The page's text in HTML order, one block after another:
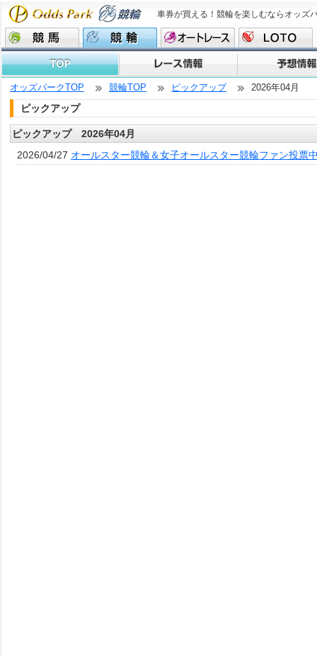
車券が買える！競輪を楽しむならオッズ
オッズパークTOP 競輪TOP ピックアップ 2026年04月
ピックアップ
ピックアップ 2026年04月
2026/04/27 オールスター競輪＆女子オールスター競輪ファン投票